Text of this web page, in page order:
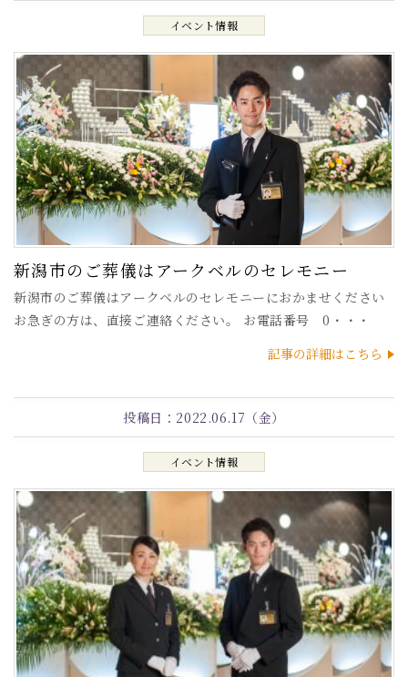
イベント情報
新潟市のご葬儀はアークベルのセレモニー
新潟市のご葬儀はアークベルのセレモニーにおかませください
お急ぎの方は、直接ご連絡ください。 お電話番号 0・・・
記事の詳細はこちら
イベント情報
投稿日： 2022.06.17（金）